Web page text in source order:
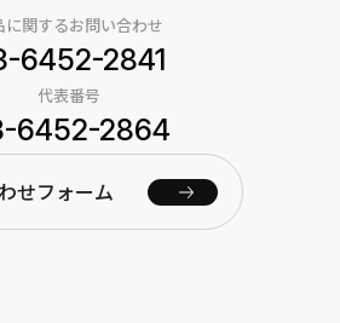
に関するお問い合わせ
6452-2841
代表番号
6452-2864
せフォーム